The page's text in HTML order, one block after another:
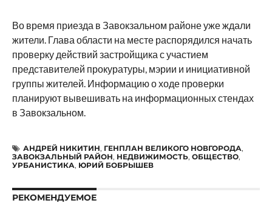
Во время приезда в Завокзальном районе уже ждали
жители. Глава области на месте распорядился начать
проверку действий застройщика с участием
представителей прокуратуры, мэрии и инициативной
группы жителей. Информацию о ходе проверки
планируют вывешивать на информационных стендах
в Завокзальном.
АНДРЕЙ НИКИТИН, ГЕНПЛАН ВЕЛИКОГО НОВГОРОДА,
ЗАВОКЗАЛЬНЫЙ РАЙОН, НЕДВИЖИМОСТЬ, ОБЩЕСТВО,
УРБАНИСТИКА, ЮРИЙ БОБРЫШЕВ
РЕКОМЕНДУЕМОЕ